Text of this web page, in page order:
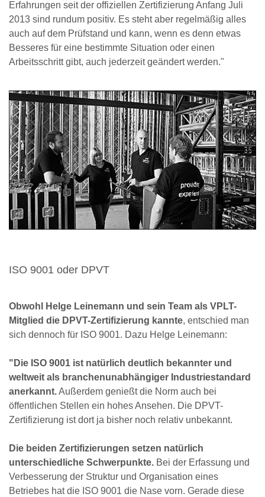
Erfahrungen seit der offiziellen Zertifizierung Anfang Juli
2013 sind rundum positiv. Es steht aber regelmäßig alles
auch auf dem Prüfstand und kann, wenn es denn etwas
Besseres für eine bestimmte Situation oder einen
Arbeitsschritt gibt, auch jederzeit geändert werden."
ISO 9001 oder DPVT
Obwohl Helge Leinemann und sein Team als VPLT-
Mitglied die DPVT-Zertifizierung kannte, entschied man
sich dennoch für ISO 9001. Dazu Helge Leinemann:
"Die ISO 9001 ist natürlich deutlich bekannter und
weltweit als branchenunabhängiger Industriestandard
anerkannt.Außerdem genießt die Norm auch bei
öffentlichen Stellen ein hohes Ansehen. Die DPVT-
Zertifizierung ist dort ja bisher noch relativ unbekannt.
Die beiden Zertifizierungen setzen natürlich
unterschiedliche Schwerpunkte. Bei der Erfassung und
Verbesserung der Struktur und Organisation eines
Betriebes hat die ISO 9001 die Nase vorn. Gerade diese